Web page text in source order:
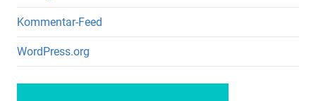
Kommentar-Feed
WordPress.org